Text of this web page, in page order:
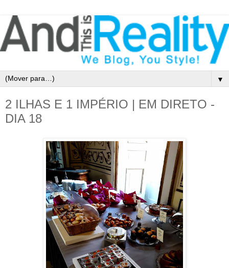
▼
2 ILHAS E 1 IMPÉRIO | EM DIRETO -
DIA 18